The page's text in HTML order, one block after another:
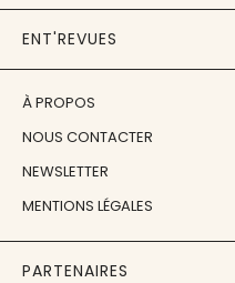
ENT'REVUES
À PROPOS
NOUS CONTACTER
NEWSLETTER
MENTIONS LÉGALES
PARTENAIRES